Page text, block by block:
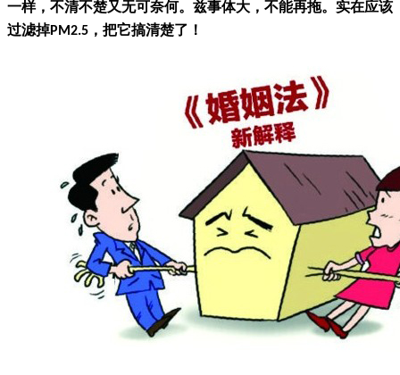
一样，不清不楚又无可奈何。兹事体大，不能再拖。实在应该
过滤掉PM2.5，把它搞清楚了！